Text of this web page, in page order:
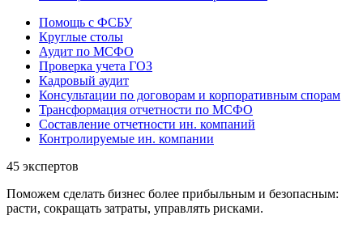
Помощь с ФСБУ
Круглые столы
Аудит по МСФО
Проверка учета ГОЗ
Кадровый аудит
Консультации по договорам и корпоративным спорам
Трансформация отчетности по МСФО
Составление отчетности ин. компаний
Контролируемые ин. компании
45 экспертов
Поможем сделать бизнес более прибыльным и безопасным:
расти, cокращать затраты, управлять рисками.